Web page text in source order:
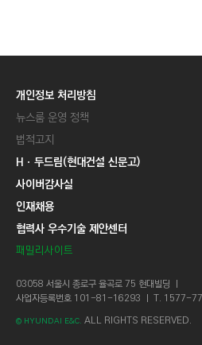
개인정보 처리방침
뉴스룸 운영 정책
법적고지
Hㆍ두드림(현대건설 신문고)
사이버감사실
인재채용
협력사 우수기술 제안센터
패밀리사이트
03058 서울시 종로구 율곡로 75 현대빌딩 ㅣ
사업자등록번호 101-81-16293 ㅣ T. 1577-
© HYUNDAI E&C. ALL RIGHTS RESERVED.